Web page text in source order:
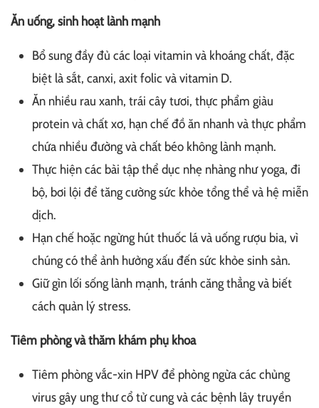
Ăn uống, sinh hoạt lành mạnh
Bổ sung đầy đủ các loại vitamin và khoáng chất, đặc
biệt là sắt, canxi, axit folic và vitamin D.
Ăn nhiều rau xanh, trái cây tươi, thực phẩm giàu
protein và chất xơ, hạn chế đồ ăn nhanh và thực phẩm
chứa nhiều đường và chất béo không lành mạnh.
Thực hiện các bài tập thể dục nhẹ nhàng như yoga, đi
bộ, bơi lội để tăng cường sức khỏe tổng thể và hệ miễn
dịch.
Hạn chế hoặc ngừng hút thuốc lá và uống rượu bia, vì
chúng có thể ảnh hưởng xấu đến sức khỏe sinh sản.
Giữ gìn lối sống lành mạnh, tránh căng thẳng và biết
cách quản lý stress.
Tiêm phòng và thăm khám phụ khoa
Tiêm phòng vắc-xin HPV để phòng ngừa các chủng
virus gây ung thư cổ tử cung và các bệnh lây truyền